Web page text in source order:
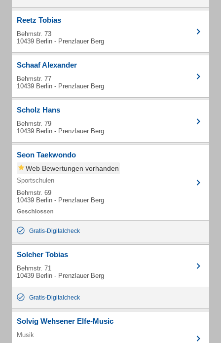
Reetz Tobias
Behmstr. 73
10439 Berlin - Prenzlauer Berg
Schaaf Alexander
Behmstr. 77
10439 Berlin - Prenzlauer Berg
Scholz Hans
Behmstr. 79
10439 Berlin - Prenzlauer Berg
Seon Taekwondo
Web Bewertungen vorhanden
Sportschulen
Behmstr. 69
10439 Berlin - Prenzlauer Berg
Gratis-Digitalcheck
Solcher Tobias
Behmstr. 71
10439 Berlin - Prenzlauer Berg
Gratis-Digitalcheck
Solvig Wehsener Elfe-Music
Musik